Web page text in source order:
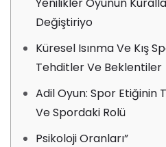
Değiştiriyo
Küresel Isınma Ve Kış
Tehditler Ve Beklentiler
Adil Oyun: Spor Etiğinin
Ve Spordaki Rolü
Psikoloji Oranları”